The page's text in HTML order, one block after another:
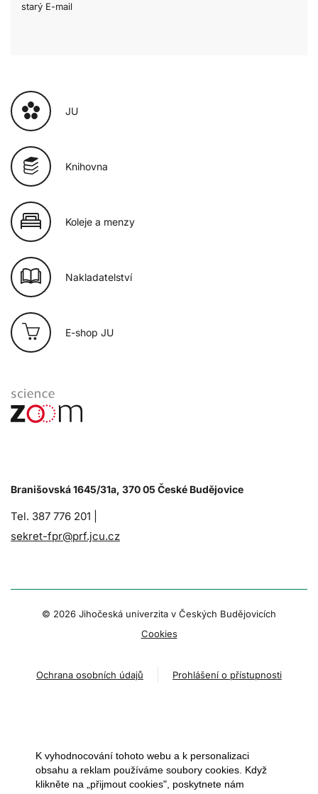
starý E-mail
JU
Knihovna
Koleje a menzy
Nakladatelství
E-shop JU
Branišovská 1645/31a, 370 05 České Budějovice
Tel. 387 776 201 |
sekret-fpr@prf.jcu.cz
© 2026 Jihočeská univerzita v Českých Budějovicích
Cookies
Ochrana osobních údajů Prohlášení o přístupnosti
K vyhodnocování tohoto webu a k personalizaci
obsahu a reklam používáme soubory cookies. Když
klikněte na „přijmout cookies", poskytnete nám